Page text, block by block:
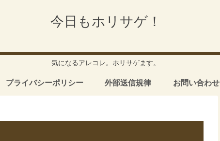
今日もホリサゲ！
気になるアレコレ。ホリサゲます。
プライバシーポリシー 外部送信規律 お問い合わせ